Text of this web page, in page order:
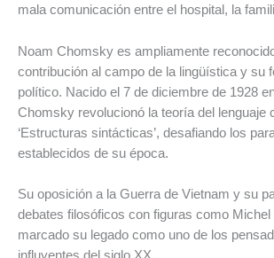
mala comunicación entre el hospital, la
Noam Chomsky es ampliamente
contribución al campo de la lingüística y su
político. Nacido el 7 de diciembre de 1928
Chomsky revolucionó la teoría del lenguaje
‘Estructuras sintácticas’, desafiando los
establecidos de su época.
Su oposición a la Guerra de Vietnam y su
debates filosóficos con figuras como Michel
marcado su legado como uno de los